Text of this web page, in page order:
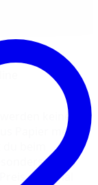
keine
Papier mehr
beim
dann,
nochmal